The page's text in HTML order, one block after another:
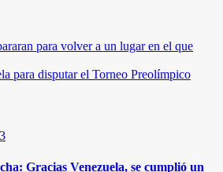
para volver a un lugar en el que
para disputar el Torneo Preolímpico
Gracias Venezuela, se cumplió un